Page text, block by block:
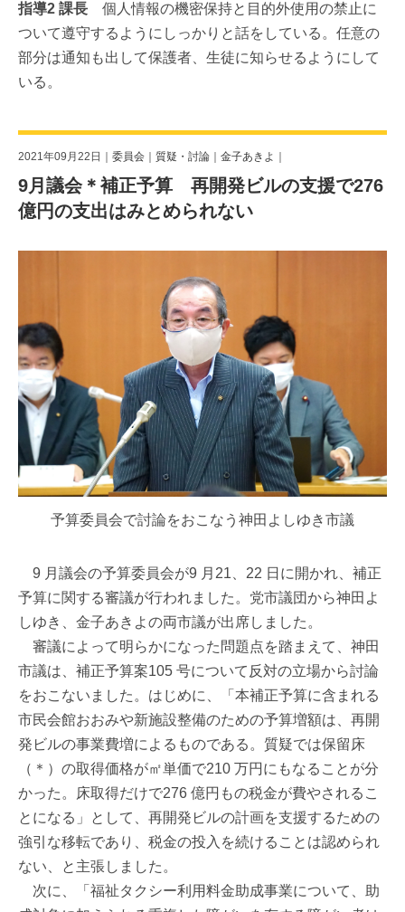
指導2 課長 個人情報の機密保持と目的外使用の禁止に
ついて遵守するようにしっかりと話をしている。任意の
部分は通知も出して保護者、生徒に知らせるようにして
いる。
2021年09月22日｜ 委員会 質疑・討論 金子あきよ
9月議会＊補正予算 再開発ビルの支援で276
億円の支出はみとめられない
予算委員会で討論をおこなう神田よしゆき市議
9 月議会の予算委員会が9 月21、22 日に開かれ、補正
予算に関する審議が行われました。党市議団から神田よ
しゆき、金子あきよの両市議が出席しました。
審議によって明らかになった問題点を踏まえて、神田
市議は、補正予算案105 号について反対の立場から討論
をおこないました。はじめに、「本補正予算に含まれる
市民会館おおみや新施設整備のための予算増額は、再開
発ビルの事業費増によるものである。質疑では保留床
（＊）の取得価格が㎡単価で210 万円にもなることが分
かった。床取得だけで276 億円もの税金が費やされるこ
とになる」として、再開発ビルの計画を支援するための
強引な移転であり、税金の投入を続けることは認められ
ない、と主張しました。
次に、「福祉タクシー利用料金助成事業について、助